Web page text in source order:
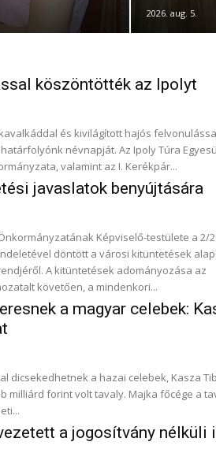
2026. aug. 5.
köszöntötték az Ipolyt
és kivilágított hajós
Az Ipoly Túra Egyesület, a
valamint az I. Kerékpár...
javaslatok benyújtására
Képviselő-testülete a 2/
döntött a városi kitüntetések
az
követően, a mindenkori...
a magyar celebek:
dicsekedhetnek a hazai celebek, Kasza
milliárd forint volt tavaly. Majka főcége a
a jogosítvány nélküli